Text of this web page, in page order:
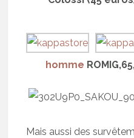
homme
Mais aussi des